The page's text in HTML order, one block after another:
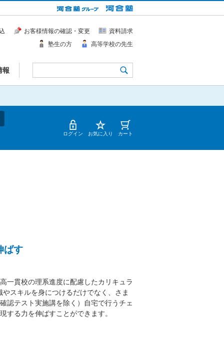
報
お客様情報の確認・変更
資料請求
塾生の方
高等学校の先生
ログイン お気に入り カート
ばす
一貫校の理系進度に配慮したカリキュラ
スキルを身につけるだけでなく、さま
認テスト実施講を除く）自宅で行うチェ
する力を伸ばすことができます。